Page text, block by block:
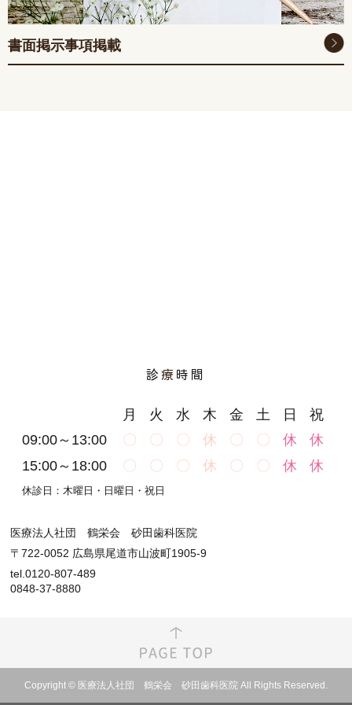
書面掲示事項掲載
診 療 時間
月 火 水 木 金 土 日
祝
09:00～13:00
〇 〇 〇 休 〇 〇 休
休
15:00～18:00
〇 〇 〇 休 〇 〇 休 休
休診日：木曜日・日曜日・祝日
医療法人社団 鶴栄会 砂田歯科医院
〒722-0052 広島県尾道市山波町1905-9
tel.0120-807-489
0848-37-8880
Copyright © 医療法人社団 鶴栄会 砂田歯科医院 All Rights Reserved.